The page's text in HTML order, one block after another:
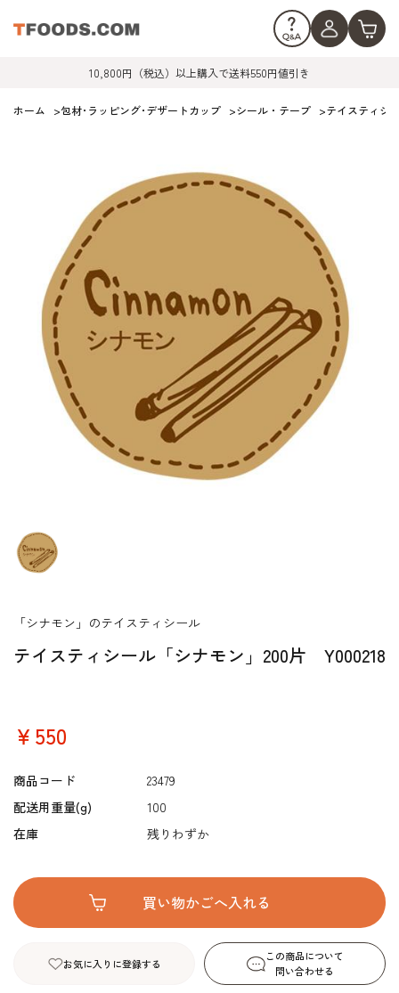
10,800円（税込）以上購入で送料550円値引き
ホーム >包材･ラッピング･デザートカップ >シール・テープ >テイスティシ
テイスティシール「シナモン」200片 Y000218
「シナモン」のテイスティシール
￥550
商品コード
23479
配送用重量(g)
100
在庫
残りわずか
お気に入りに登録する
この商品について
問い合わせる